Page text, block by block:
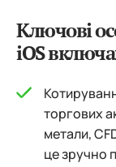
Ключові
iOS
торгових
метали,
це зручно